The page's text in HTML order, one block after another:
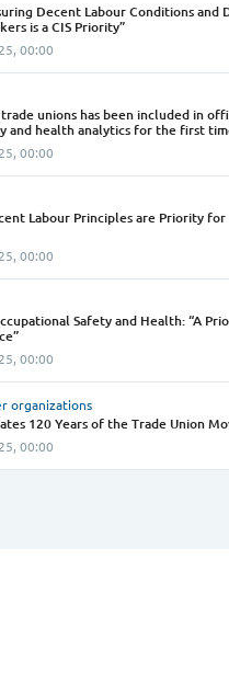
Decent Labour Conditions and
is a CIS Priority”
00:00
unions has been included in
and health analytics for the first
00:00
Labour Principles are Priority for
00:00
Safety and Health: “A
00:00
organizations
120 Years of the Trade Union
00:00